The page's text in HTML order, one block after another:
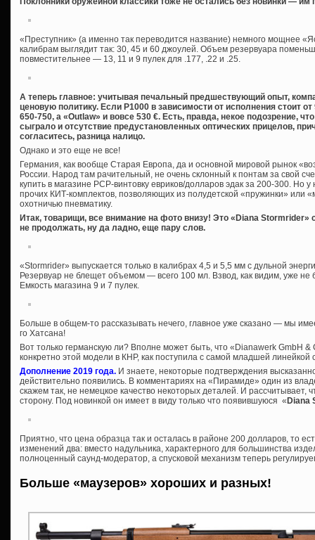
«Преступник» (а именно так переводится название) немного мощнее
калибрам выглядит так: 30, 45 и 60 джоулей. Объем резервуара
повместительнее — 13, 11 и 9 пулек для .177, .22 и .25.
А теперь главное: учитывая печальный предшествующий опыт,
ценовую политику. Если Р1000 в зависимости от исполнения стоит
650-750, а «Outlaw» и вовсе 530 €. Есть, правда, некое подозрение,
сыграло и отсутствие предустановленных оптических прицелов,
согласитесь, разница налицо.
Однако и это еще не все!
Германия, как вообще Старая Европа, да и основной мировой рынок
России. Народ там рачительный, не очень склонный к понтам за свой
купить в магазине PCP-винтовку евриков/долларов эдак за 200-300. Но
прочих КИТ-комплектов, позволяющих из полудетской «пружинки» или
охотничью пневматику.
Итак, товарищи, все внимание на фото внизу! Это «Diana
не продолжать, ну да ладно, еще пару слов.
«Stormrider» выпускается только в калибрах 4,5 и 5,5 мм с дульной
Резервуар не блещет объемом — всего 100 мл. Взвод, как видим, уже не
Емкость магазина 9 и 7 пулек.
Больше в общем-то рассказывать нечего, главное уже сказано — мы
го Хатсана!
Вот только германскую ли? Вполне может быть, что «Dianawerk GmbH &
конкретно этой модели в КНР, как поступила с самой младшей
Дополнение 2019 года. И знаете, некоторые подтверждения
действительно появились. В комментариях на «Пирамиде» один из
скажем так, не немецкое качество некоторых деталей. И рассчитывает,
сторону. Под новинкой он имеет в виду только что появившуюся «Diana
Приятно, что цена образца так и осталась в районе 200 долларов, то
изменений два: вместо надульника, характерного для большинства
полноценный саунд-модератор, а спусковой механизм теперь
Больше «маузеров» хороших и разных!